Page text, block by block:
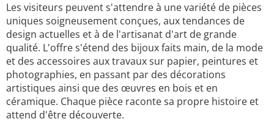
Les visiteurs peuvent s'attendre à une variété de pièces
uniques soigneusement conçues, aux tendances de
design actuelles et à de l'artisanat d'art de grande
qualité. L'offre s'étend des bijoux faits main, de la mode
et des accessoires aux travaux sur papier, peintures et
photographies, en passant par des décorations
artistiques ainsi que des œuvres en bois et en
céramique. Chaque pièce raconte sa propre histoire et
attend d'être découverte.